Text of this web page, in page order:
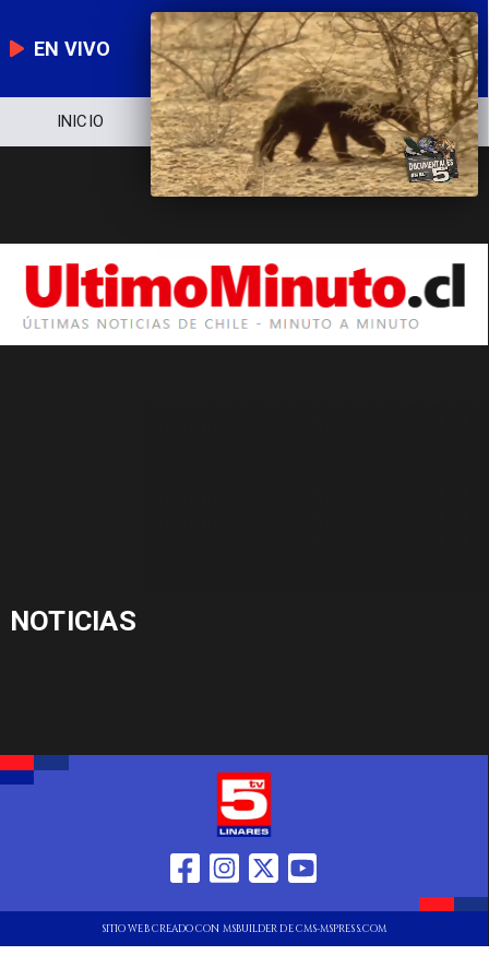
EN VIVO
INICIO NOTICIERO POLÍTICA
NOTICIAS
SITIO WEB CREADO CON MSBUILDER DE CMS-MSPRESS.COM